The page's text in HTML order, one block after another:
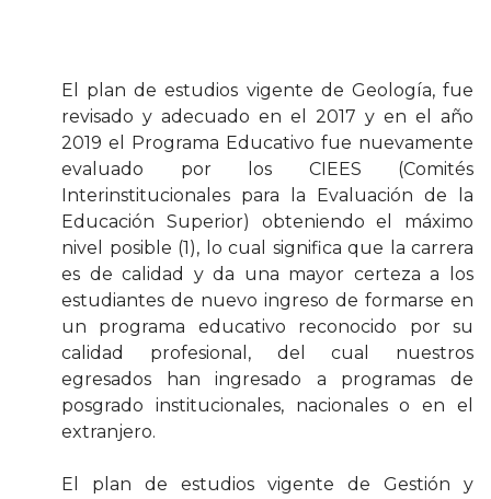
El plan de estudios vigente de Geología, fue
revisado y adecuado en el 2017 y en el año
2019 el Programa Educativo fue nuevamente
evaluado por los CIEES (Comités
Interinstitucionales para la Evaluación de la
Educación Superior) obteniendo el máximo
nivel posible (1), lo cual significa que la carrera
es de calidad y da una mayor certeza a los
estudiantes de nuevo ingreso de formarse en
un programa educativo reconocido por su
calidad profesional, del cual nuestros
egresados han ingresado a programas de
posgrado institucionales, nacionales o en el
extranjero.
El plan de estudios vigente de Gestión y